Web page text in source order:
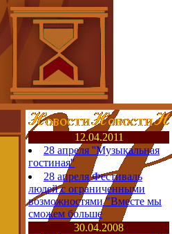
12.04.2011
28 апреля ''Музыкальная
гостиная''
28 апреля Фестиваль
людей с ограниченными
возможностями "Вместе мы
сможем больше
30.04.2008